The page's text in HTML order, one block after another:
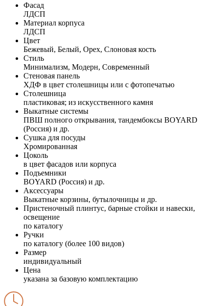
Фасад
ЛДСП
Материал корпуса
ЛДСП
Цвет
Бежевый, Белый, Орех, Слоновая кость
Стиль
Минимализм, Модерн, Современный
Стеновая панель
ХДФ в цвет столешницы или с фотопечатью
Столешница
пластиковая; из искусственного камня
Выкатные системы
ПВШ полного открывания, тандембоксы BOYARD
(Россия) и др.
Сушка для посуды
Хромированная
Цоколь
в цвет фасадов или корпуса
Подъемники
BOYARD (Россия) и др.
Аксессуары
Выкатные корзины, бутылочницы и др.
Пристеночный плинтус, барные стойки и навески,
освещение
по каталогу
Ручки
по каталогу (более 100 видов)
Размер
индивидуальный
Цена
указана за базовую комплектацию